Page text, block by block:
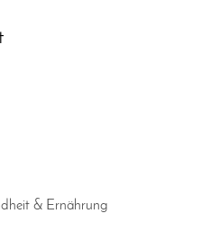
& Ernährung